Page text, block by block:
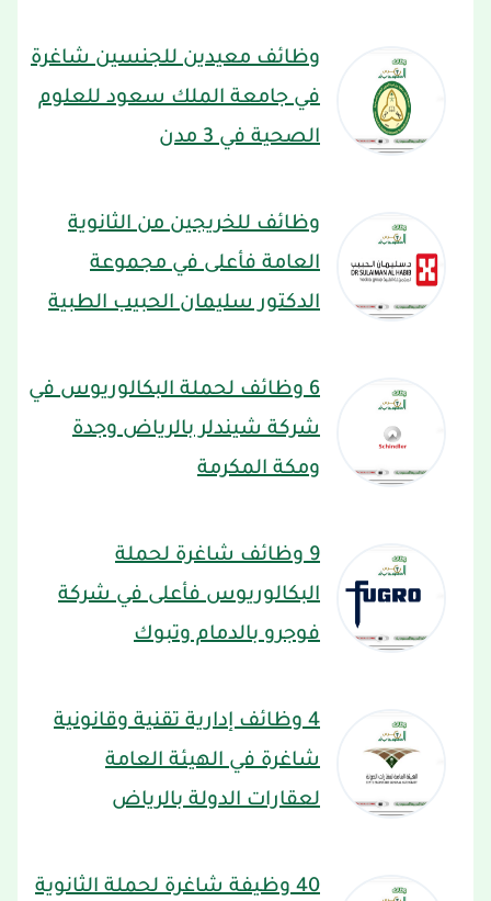
وظائف معيدين للجنسين شاغرة
في جامعة الملك سعود للعلوم
الصحية في 3 مدن
وظائف للخريجين من الثانوية
العامة فأعلى في مجموعة
الدكتور سليمان الحبيب الطبية
6 وظائف لحملة البكالوريوس في
شركة شيندلر بالرياض وجدة
ومكة المكرمة
9 وظائف شاغرة لحملة
البكالوريوس فأعلى في شركة
فوجرو بالدمام وتبوك
4 وظائف إدارية تقنية وقانونية
شاغرة في الهيئة العامة
لعقارات الدولة بالرياض
40 وظيفة شاغرة لحملة الثانوية